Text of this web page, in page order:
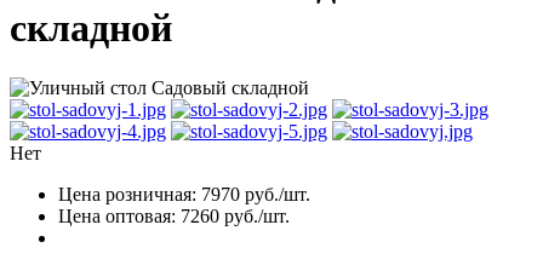
складной
Нет
Цена розничная: 7970 руб./шт.
Цена оптовая: 7260 руб./шт.